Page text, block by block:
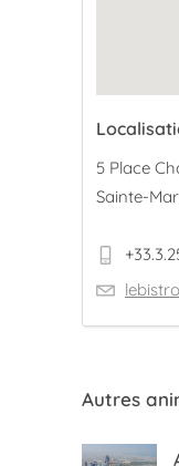
5 Place
Sainte-
Autres